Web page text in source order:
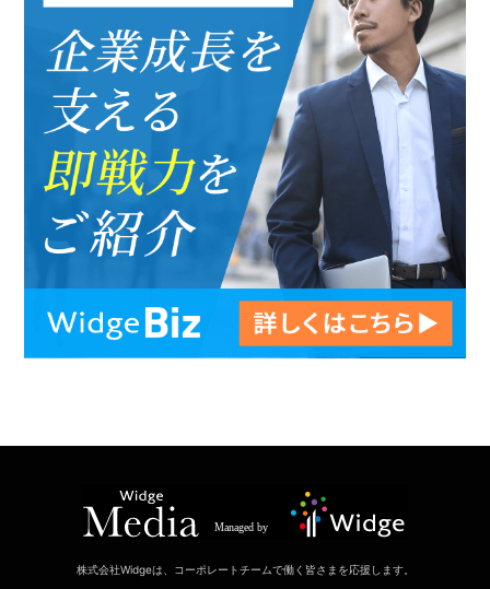
株式会社Widgeは、コーポレートチームで働く皆さまを応援します。